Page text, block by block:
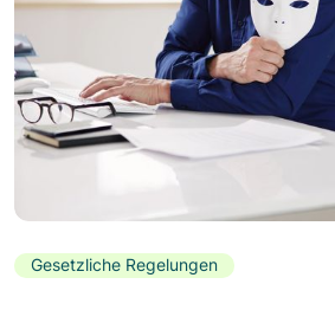
Gesetzliche Regelungen